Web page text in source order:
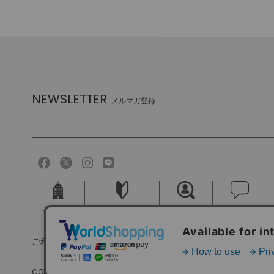
NEWSLETTER メルマガ登録
会社概要 ご利用ガイド 採用情報 お問い合せ
ご利用規約 個人情報保護方針